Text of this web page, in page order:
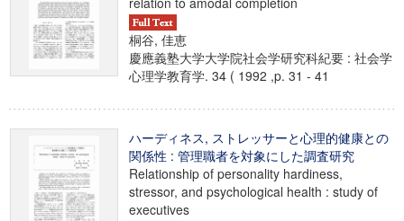
桐谷, 佳恵
慶應義塾大学大学院社会学研究科紀要 : 社会学
心理学教育学. 34 ( 1992 ,p. 31 - 41
ハーディネス, ストレッサーと心理的健康との
関係性 : 管理職者を対象にした調査研究
Relationship of personality hardiness,
stressor, and psychological health : study of
executives